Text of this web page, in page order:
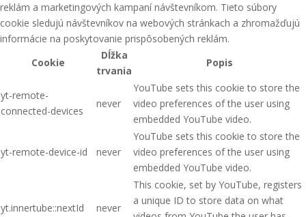
reklám a marketingových kampaní návštevníkom. Tieto súbory
cookie sledujú návštevníkov na webových stránkach a zhromažďujú
informácie na poskytovanie prispôsobených reklám.
Cookie
Dĺžka
trvania
Popis
yt-remote-
connected-devices
never
YouTube sets this cookie to store the
video preferences of the user using
embedded YouTube video.
yt-remote-device-id never
YouTube sets this cookie to store the
video preferences of the user using
embedded YouTube video.
yt.innertube::nextId never
This cookie, set by YouTube, registers
a unique ID to store data on what